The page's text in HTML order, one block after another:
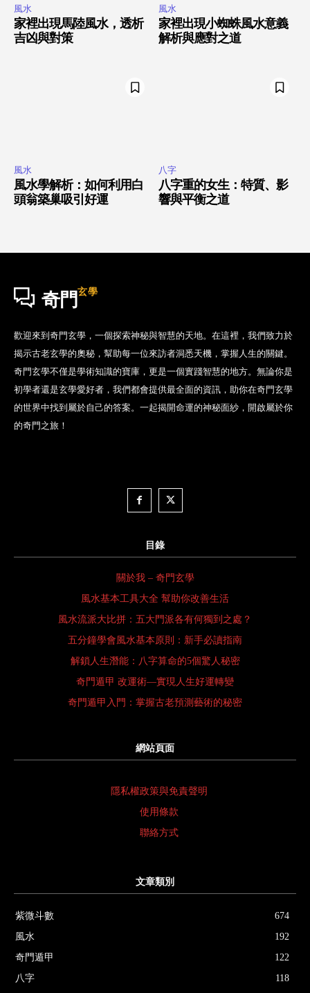
風水
家裡出現馬陸風水，透析
吉凶與對策
風水
家裡出現小蜘蛛風水意義
解析與應對之道
風水
風水學解析：如何利用白
頭翁築巢吸引好運
八字
八字重的女生：特質、影
響與平衡之道
奇門 玄學
歡迎來到奇門玄學，一個探索神秘與智慧的天地。在這裡，我們致力於
揭示古老玄學的奧秘，幫助每一位來訪者洞悉天機，掌握人生的關鍵。
奇門玄學不僅是學術知識的寶庫，更是一個實踐智慧的地方。無論你是
初學者還是玄學愛好者，我們都會提供最全面的資訊，助你在奇門玄學
的世界中找到屬於自己的答案。一起揭開命運的神秘面紗，開啟屬於你
的奇門之旅！
目錄
關於我 – 奇門玄學
風水基本工具大全 幫助你改善生活
風水流派大比拼：五大門派各有何獨到之處？
五分鐘學會風水基本原則：新手必讀指南
解鎖人生潛能：八字算命的5個驚人秘密
奇門遁甲 改運術—實現人生好運轉變
奇門遁甲入門：掌握古老預測藝術的秘密
網站頁面
隱私權政策與免責聲明
使用條款
聯絡方式
文章類別
紫微斗數
674
風水
192
奇門遁甲
122
八字
118